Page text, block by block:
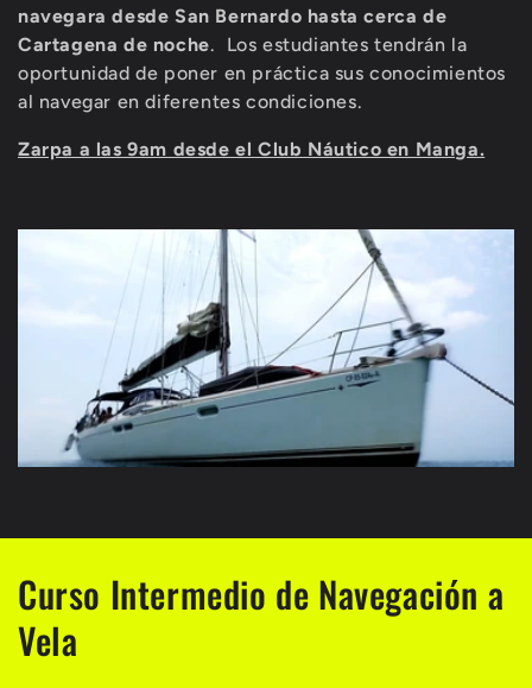
navegara desde San Bernardo hasta cerca de
Cartagena de noche.
Los estudiantes tendrán la
oportunidad de poner en práctica sus conocimientos
al navegar en diferentes condiciones.
Zarpa a las 9am desde el Club Náutico en Manga.
Curso Intermedio de Navegación a
Vela